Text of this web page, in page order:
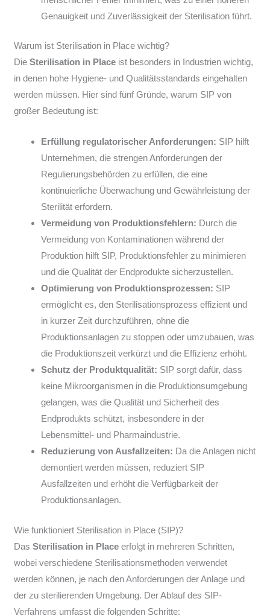
Genauigkeit und Zuverlässigkeit der Sterilisation führt.
Warum ist Sterilisation in Place wichtig?
DieSterilisation in Place ist besonders in Industrien wichtig,
in denen hohe Hygiene- und Qualitätsstandards eingehalten
werden müssen. Hier sind fünf Gründe, warum SIP von
großer Bedeutung ist:
Erfüllung regulatorischer Anforderungen: SIP hilft
Unternehmen, die strengen Anforderungen der
Regulierungsbehörden zu erfüllen, die eine
kontinuierliche Überwachung und Gewährleistung der
Sterilität erfordern.
Vermeidung von Produktionsfehlern: Durch die
Vermeidung von Kontaminationen während der
Produktion hilft SIP, Produktionsfehler zu minimieren
und die Qualität der Endprodukte sicherzustellen.
Optimierung von Produktionsprozessen: SIP
ermöglicht es, den Sterilisationsprozess effizient und
in kurzer Zeit durchzuführen, ohne die
Produktionsanlagen zu stoppen oder umzubauen, was
die Produktionszeit verkürzt und die Effizienz erhöht.
Schutz der Produktqualität: SIP sorgt dafür, dass
keine Mikroorganismen in die Produktionsumgebung
gelangen, was die Qualität und Sicherheit des
Endprodukts schützt, insbesondere in der
Lebensmittel- und Pharmaindustrie.
Reduzierung von Ausfallzeiten: Da die Anlagen nicht
demontiert werden müssen, reduziert SIP
Ausfallzeiten und erhöht die Verfügbarkeit der
Produktionsanlagen.
Wie funktioniert Sterilisation in Place (SIP)?
DasSterilisation in Place erfolgt in mehreren Schritten,
wobei verschiedene Sterilisationsmethoden verwendet
werden können, je nach den Anforderungen der Anlage und
der zu sterilierenden Umgebung. Der Ablauf des SIP-
Verfahrens umfasst die folgenden Schritte: